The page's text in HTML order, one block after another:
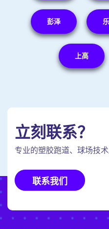
彭泽
上高
立刻联系？
专业的塑胶跑道、球场技
联系我们